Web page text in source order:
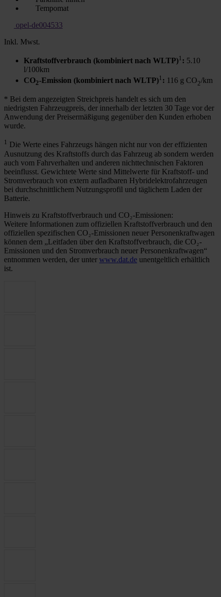
Tempomat
opel-de004533
Inkl. Mwst.
Kraftstoffverbrauch (kombiniert nach WLTP)1 : 5.10
l/100km
CO2-Emission (kombiniert nach WLTP)1 : 116 g CO2/km
* Bei dem angezeigten Streichpreis handelt es sich um den
niedrigsten Fahrzeugpreis, der innerhalb der letzten 30 Tage vor der
Anwendung der Preisermäßigung gegenüber den Kunden erhoben
wurde.
1 Die Werte eines Fahrzeugs hängen nicht nur von der effizienten
Ausnutzung des Kraftstoffs durch das Fahrzeug ab sondern werden
auch vom Fahrverhalten und anderen nichttechnischen Faktoren
beeinflusst. Gewichtete Werte sind Mittelwerte für Kraftstoff- und
Stromverbrauch von extern aufladbaren Hybridelektrofahrzeugen
bei durchschnittlichem Nutzungsprofil und täglichem Laden der
Batterie.
Hinweis zu Kraftstoffverbrauch und CO₂-Emissionen:
Weitere Informationen zum offiziellen Kraftstoffverbrauch und den
offiziellen spezifischen CO₂-Emissionen neuer Personenkraftwagen
können dem „Leitfaden über den Kraftstoffverbrauch, die CO₂-
Emissionen und den Stromverbrauch neuer Personenkraftwagen“
entnommen werden, der unter www.dat.de unentgeltlich erhältlich
ist.